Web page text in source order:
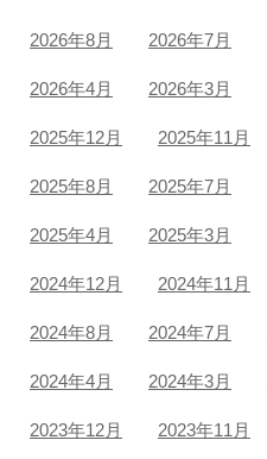
2026年8月 2026年7月
2026年4月 2026年3月
2025年12月 2025年11月
2025年8月 2025年7月
2025年4月 2025年3月
2024年12月 2024年11月
2024年8月 2024年7月
2024年4月 2024年3月
2023年12月 2023年11月